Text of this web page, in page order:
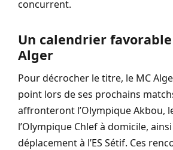
concurrent.
Un calendrier
Alger
Pour décrocher le titre, le MC
point lors de ses prochains
affronteront l’Olympique Akbou,
l’Olympique Chlef à domicile, ainsi
déplacement à l’ES Sétif. Ces